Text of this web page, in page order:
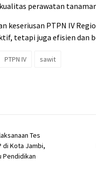
perawatan
keseriusan PTPN IV
tetapi juga efisien dan
PTPN IV sawit
Tes
di Kota Jambi,
Pendidikan